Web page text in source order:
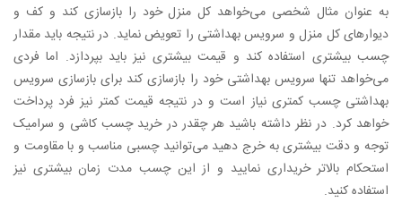
به عنوان مثال شخصی می‌خواهد کل منزل خود را بازسازی کند و کف و
دیوارهای کل منزل و سرویس بهداشتی را تعویض نماید. در نتیجه باید مقدار
چسب بیشتری استفاده کند و قیمت بیشتری نیز باید بپردازد. اما فردی
می‌خواهد تنها سرویس بهداشتی خود را بازسازی کند برای بازسازی سرویس
بهداشتی چسب کمتری نیاز است و در نتیجه قیمت کمتر نیز فرد پرداخت
خواهد کرد. در نظر داشته باشید هر چقدر در خرید چسب کاشی و سرامیک
توجه و دقت بیشتری به خرج دهید می‌توانید چسبی مناسب و با مقاومت و
استحکام بالاتر خریداری نمایید و از این چسب مدت زمان بیشتری نیز
استفاده کنید.